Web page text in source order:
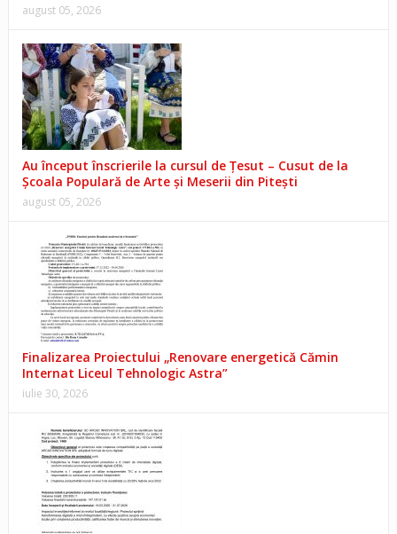
august 05, 2026
Au început înscrierile la cursul de Țesut – Cusut de la
Școala Populară de Arte și Meserii din Pitești
august 05, 2026
Finalizarea Proiectului „Renovare energetică Cămin
Internat Liceul Tehnologic Astra”
iulie 30, 2026